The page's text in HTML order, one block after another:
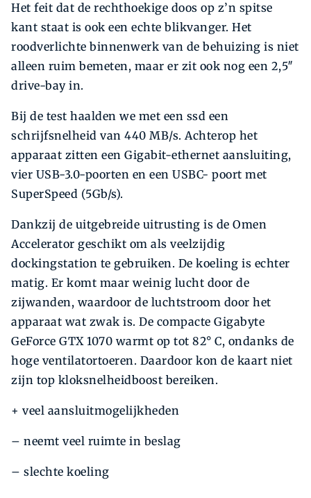
Het feit dat de rechthoekige doos op z’n spitse
kant staat is ook een echte blikvanger. Het
roodverlichte binnenwerk van de behuizing is niet
alleen ruim bemeten, maar er zit ook nog een 2,5″
drive-bay in.
Bij de test haalden we met een ssd een
schrijfsnelheid van 440 MB/s. Achterop het
apparaat zitten een Gigabit-ethernet aansluiting,
vier USB-3.0-poorten en een USBC- poort met
SuperSpeed (5Gb/s).
Dankzij de uitgebreide uitrusting is de Omen
Accelerator geschikt om als veelzijdig
dockingstation te gebruiken. De koeling is echter
matig. Er komt maar weinig lucht door de
zijwanden, waardoor de luchtstroom door het
apparaat wat zwak is. De compacte Gigabyte
GeForce GTX 1070 warmt op tot 82° C, ondanks de
hoge ventilatortoeren. Daardoor kon de kaart niet
zijn top kloksnelheidboost bereiken.
+ veel aansluitmogelijkheden
– neemt veel ruimte in beslag
– slechte koeling